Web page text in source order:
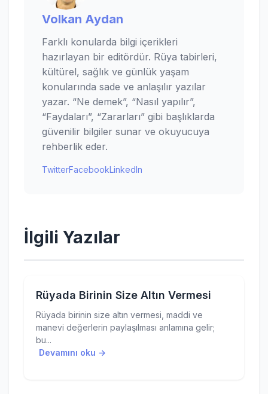
Volkan Aydan
Farklı konularda bilgi içerikleri
hazırlayan bir editördür. Rüya tabirleri,
kültürel, sağlık ve günlük yaşam
konularında sade ve anlaşılır yazılar
yazar. “Ne demek”, “Nasıl yapılır”,
“Faydaları”, “Zararları” gibi başlıklarda
güvenilir bilgiler sunar ve okuyucuya
rehberlik eder.
TwitterFacebookLinkedIn
İlgili Yazılar
Rüyada Birinin Size Altın Vermesi
Rüyada birinin size altın vermesi, maddi ve
manevi değerlerin paylaşılması anlamına gelir;
bu...
Devamını oku →